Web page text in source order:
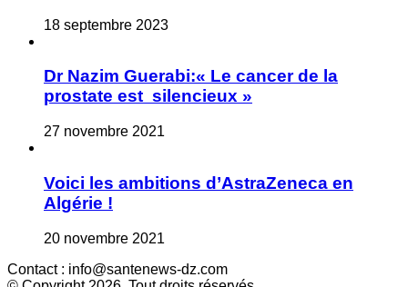
18 septembre 2023
Dr Nazim Guerabi:« Le cancer de la
prostate est silencieux »
27 novembre 2021
Voici les ambitions d’AstraZeneca en
Algérie !
20 novembre 2021
Contact : info@santenews-dz.com